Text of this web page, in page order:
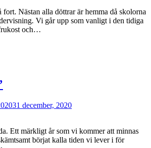
fort. Nästan alla döttrar är hemma då skolorna
Vi går upp som vanligt i den tidiga
och…
31 december, 2020
Ett märkligt år som vi kommer att minnas
börjat kalla tiden vi lever i för